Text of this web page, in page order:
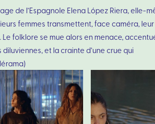
de l’Espagnole Elena López Riera, elle-
femmes transmettent, face caméra, leur
Le folklore se mue alors en menace,
diluviennes, et la crainte d’une crue qui